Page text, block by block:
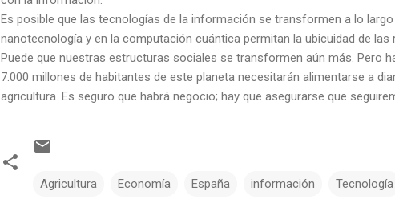
Es posible que las tecnologías de la información se transformen a lo
nanotecnología y en la computación cuántica permitan la ubicuidad de
Puede que nuestras estructuras sociales se transformen aún más. Pero
7.000 millones de habitantes de este planeta necesitarán alimentarse a
agricultura. Es seguro que habrá negocio; hay que asegurarse que
Agricultura Economía España información Tecnología